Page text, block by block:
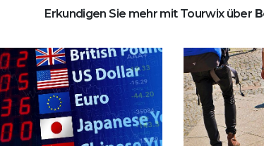
Erkundigen Sie mehr mit Tourwix über